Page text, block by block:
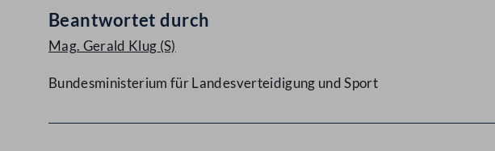
Beantwortet durch
Mag. Gerald Klug (S)
Bundesministerium für Landesverteidigung und Sport